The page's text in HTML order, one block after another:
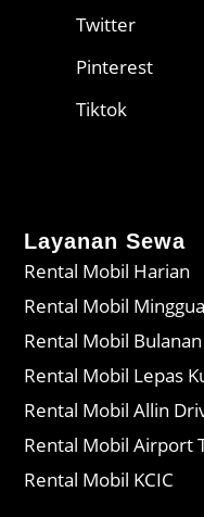
Twitter
Pinterest
Tiktok
Layanan Sewa
Rental Mobil Harian
Rental Mobil
Rental Mobil Bulanan
Rental Mobil Lepas
Rental Mobil Allin
Rental Mobil Airport
Rental Mobil KCIC